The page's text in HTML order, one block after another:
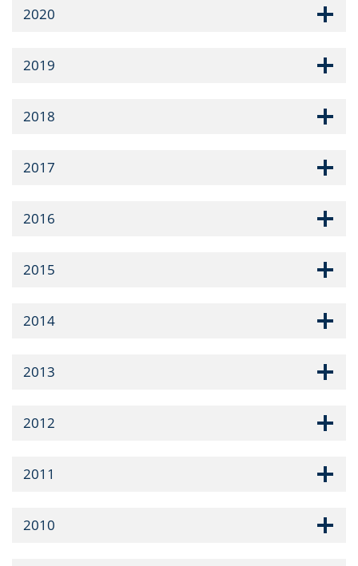
2020
2019
2018
2017
2016
2015
2014
2013
2012
2011
2010